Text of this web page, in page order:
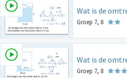
Wat is de
Groep 7, 8
Wat is de
Groep 7, 8